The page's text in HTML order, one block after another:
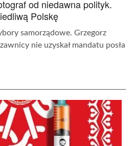
od niedawna polityk.
Polskę
samorządowe. Grzegorz
nie uzyskał mandatu posła